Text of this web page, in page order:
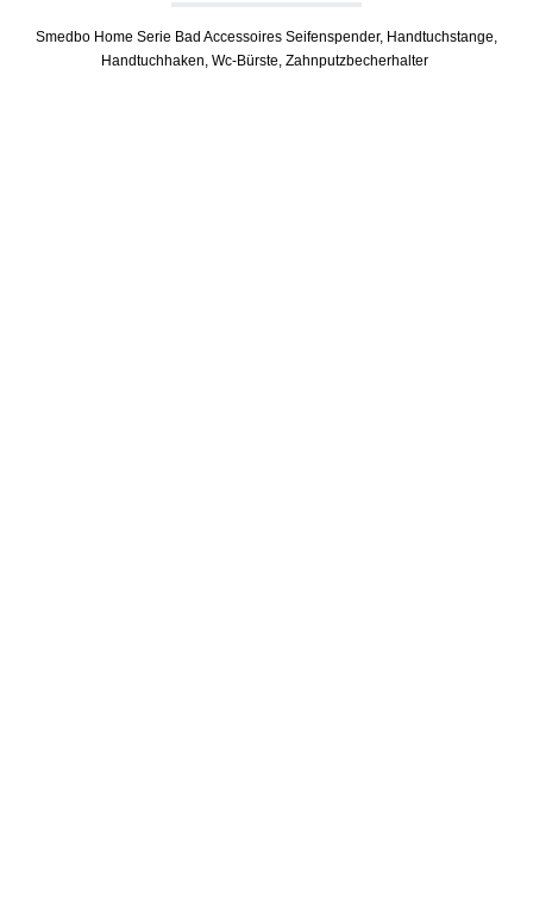
Smedbo Home Serie Bad Accessoires Seifenspender, Handtuchstange,
Handtuchhaken, Wc-Bürste, Zahnputzbecherhalter